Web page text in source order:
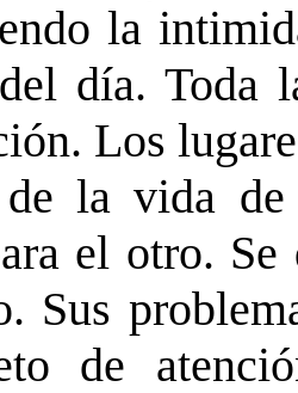
la
día. Toda
Los
de la vida
el otro.
Sus
de